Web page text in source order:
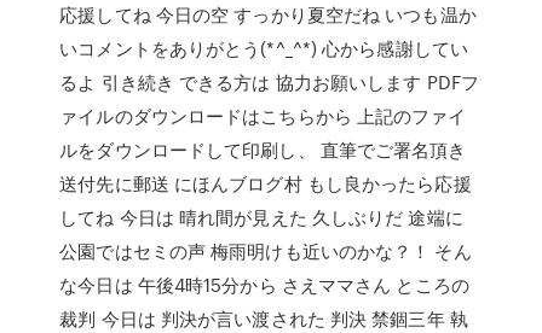
応援してね 今日の空 すっかり夏空だね いつも温か
いコメントをありがとう(*^_^*) 心から感謝してい
るよ 引き続き できる方は 協力お願いします PDFフ
ァイルのダウンロードはこちらから 上記のファイ
ルをダウンロードして印刷し、 直筆でご署名頂き
送付先に郵送 にほんブログ村 もし良かったら応援
してね 今日は 晴れ間が見えた 久しぶりだ 途端に
公園ではセミの声 梅雨明けも近いのかな？！ そん
な今日は 午後4時15分から さえママさん ところの
裁判 今日は 判決が言い渡された 判決 禁錮三年 執